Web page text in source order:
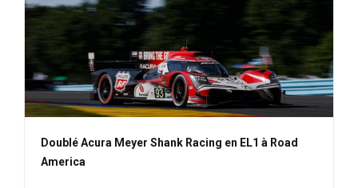
Doublé Acura Meyer Shank Racing en EL1 à Road
America